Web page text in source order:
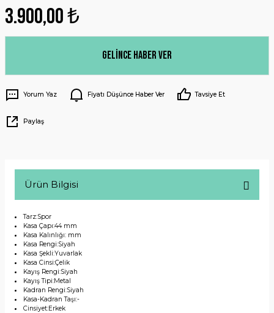
3.900,00 ₺
Gelince Haber Ver
Yorum Yaz Fiyatı Düşünce Haber Ver Tavsiye Et
Paylaş
Ürün Bilgisi
Tarz:Spor
Kasa Çapı:44 mm
Kasa Kalınlığı: mm
Kasa Rengi:Siyah
Kasa Şekli:Yuvarlak
Kasa Cinsi:Çelik
Kayış Rengi:Siyah
Kayış Tipi:Metal
Kadran Rengi:Siyah
Kasa-Kadran Taşı:-
Cinsiyet:Erkek